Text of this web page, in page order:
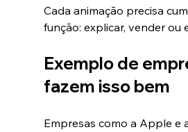
Cada animação precisa
função: explicar, vender ou
Exemplo de
fazem isso bem
Empresas como a Apple e